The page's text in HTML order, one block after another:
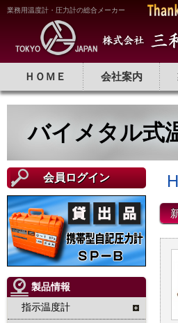
業務用温度計・圧力計の総合メーカー
ＨＯＭＥ 会社案内
バイメタル式
会員ログイン
製品情報
指示温度計